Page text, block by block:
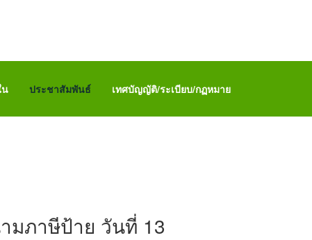
น ประชาสัมพันธ์ เทศบัญญัติ/ระเบียบ/กฏหมาย
มภาษีป้าย วันที่ 13